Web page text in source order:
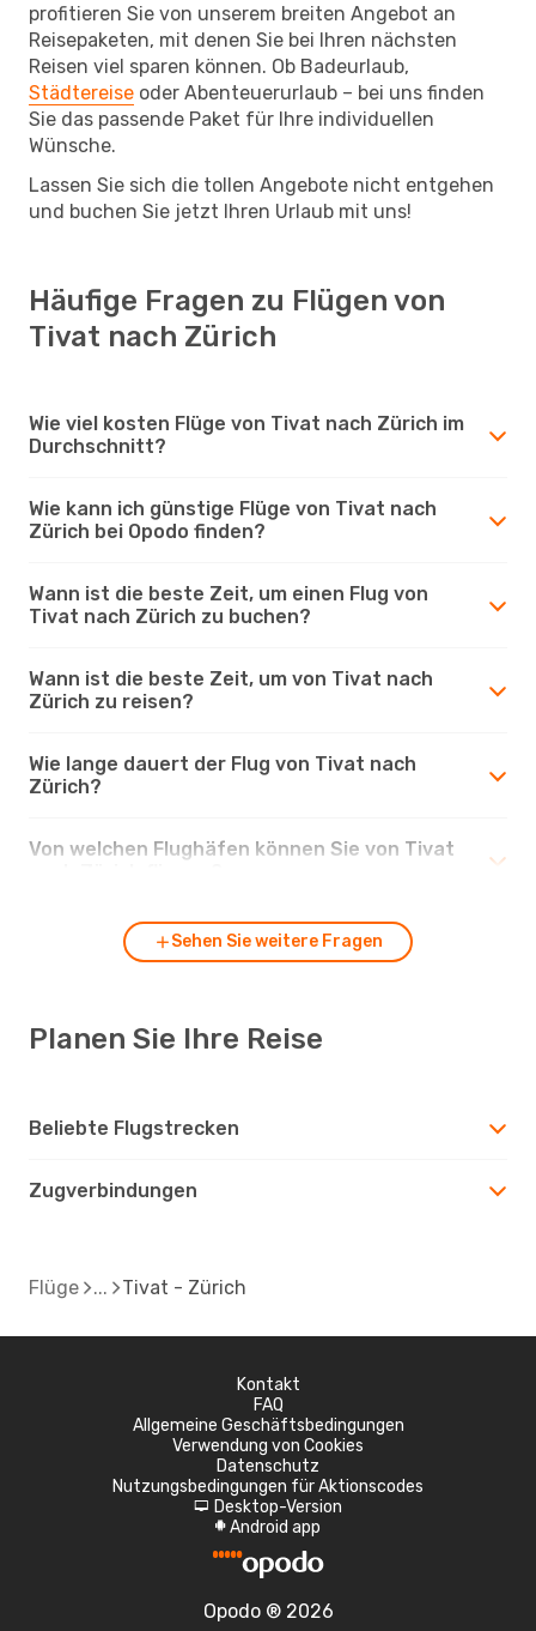
profitieren Sie von unserem breiten Angebot an
Reisepaketen, mit denen Sie bei Ihren nächsten
Reisen viel sparen können. Ob Badeurlaub,
Städtereise oder Abenteuerurlaub – bei uns finden
Sie das passende Paket für Ihre individuellen
Wünsche.
Lassen Sie sich die tollen Angebote nicht entgehen
und buchen Sie jetzt Ihren Urlaub mit uns!
Häufige Fragen zu Flügen von
Tivat nach Zürich
Wie viel kosten Flüge von Tivat nach Zürich im
Durchschnitt?
Wie kann ich günstige Flüge von Tivat nach
Zürich bei Opodo finden?
Wann ist die beste Zeit, um einen Flug von
Tivat nach Zürich zu buchen?
Wann ist die beste Zeit, um von Tivat nach
Zürich zu reisen?
Wie lange dauert der Flug von Tivat nach
Zürich?
Von welchen Flughäfen können Sie von Tivat
Sehen Sie weitere Fragen
Planen Sie Ihre Reise
Beliebte Flugstrecken
Zugverbindungen
Flüge Tivat - Zürich
Kontakt
FAQ
Allgemeine Geschäftsbedingungen
Verwendung von Cookies
Datenschutz
Nutzungsbedingungen für Aktionscodes
d Desktop-Version
A Android app
Opodo ® 2026